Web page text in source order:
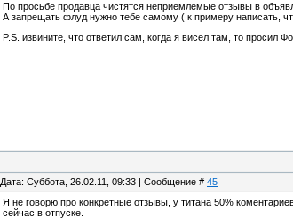
По просьбе продавца чистятся неприемлемые отзывы в
А запрещать флуд нужно тебе самому ( к примеру написать,
P.S. извините, что ответил сам, когда я висел там, то просил
Дата: Суббота, 26.02.11, 09:33 | Сообщение # 45
Я не говорю про конкретные отзывы, у титана 50%
сейчас в отпуске.